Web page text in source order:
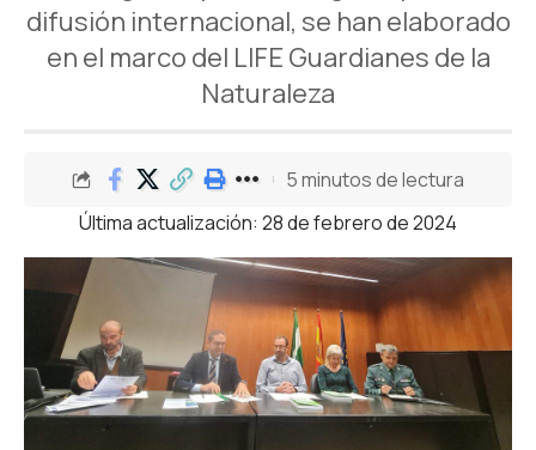
difusión internacional, se han elaborado
en el marco del LIFE Guardianes de la
Naturaleza
Última actualización: 28 de febrero de 2024
5 minutos de lectura